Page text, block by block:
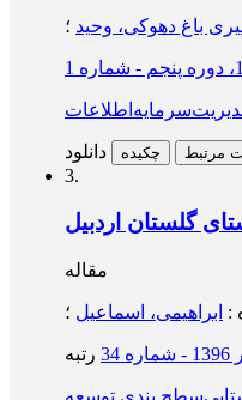
باغ دهوکی، وحید ؛
سرمایه اطلاعات
دانلود چکیده مرتبط
3.
گلستان اردبیل
مقاله
: ابراهیمی، اسماعیل ؛
سطح بندی توسعه